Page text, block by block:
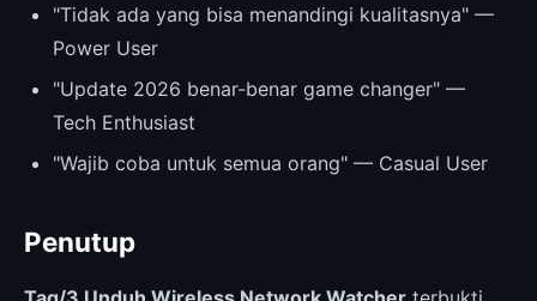
"Tidak ada yang bisa menandingi kualitasnya" —
Power User
"Update 2026 benar-benar game changer" —
Tech Enthusiast
"Wajib coba untuk semua orang" — Casual User
Penutup